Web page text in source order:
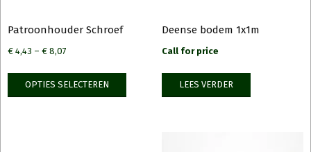
Patroonhouder Schroef
€ 4,43 – € 8,07
OPTIES SELECTEREN
Deense bodem 1x1m
Call for price
LEES VERDER